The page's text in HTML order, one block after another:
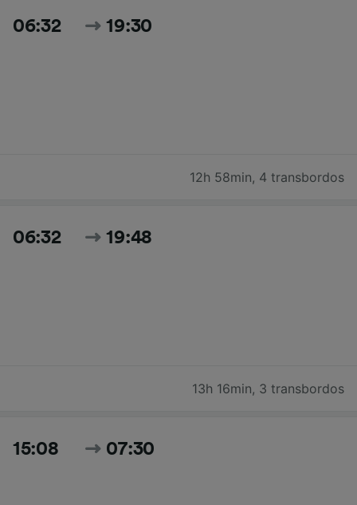
06:32 19:30
12h 58min, 4 transbordos
06:32 19:48
13h 16min, 3 transbordos
15:08 07:30